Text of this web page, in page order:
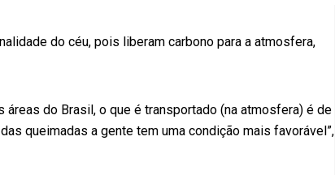
do céu, pois liberam carbono para a atmosfera,
do Brasil, o que é transportado (na atmosfera) é de
queimadas a gente tem uma condição mais favorável”,